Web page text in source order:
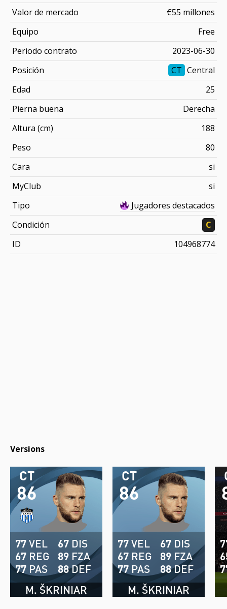
Valor de mercado
€55 millones
Equipo
Free
Periodo contrato
2023-06-30
Posición
CT Central
Edad
25
Pierna buena
Derecha
Altura (cm)
188
Peso
80
Cara
si
MyClub
si
Tipo
Jugadores destacados
Condición
C
ID
104968774
Versions
86
CT
M. ŠKRINIAR
77VEL
67 REG
77 PAS
67 DIS
89 FZA
88DEF
86
CT
M. ŠKRINIAR
77VEL
67 REG
77 PAS
67 DIS
89 FZA
88DEF